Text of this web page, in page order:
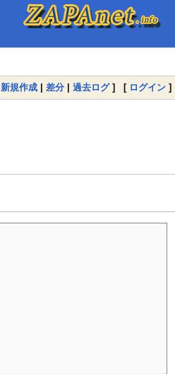
新規作成 | 差分 | 過去ログ] [ ログイン ]